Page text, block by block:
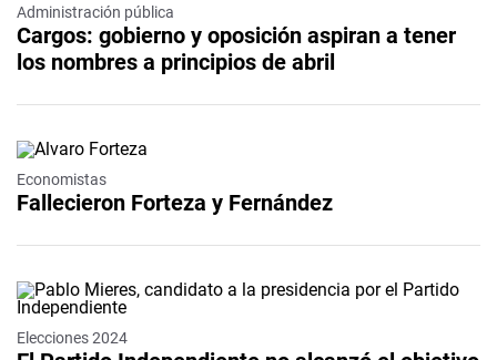
Administración pública
Cargos: gobierno y oposición aspiran a tener
los nombres a principios de abril
Economistas
Fallecieron Forteza y Fernández
Elecciones 2024